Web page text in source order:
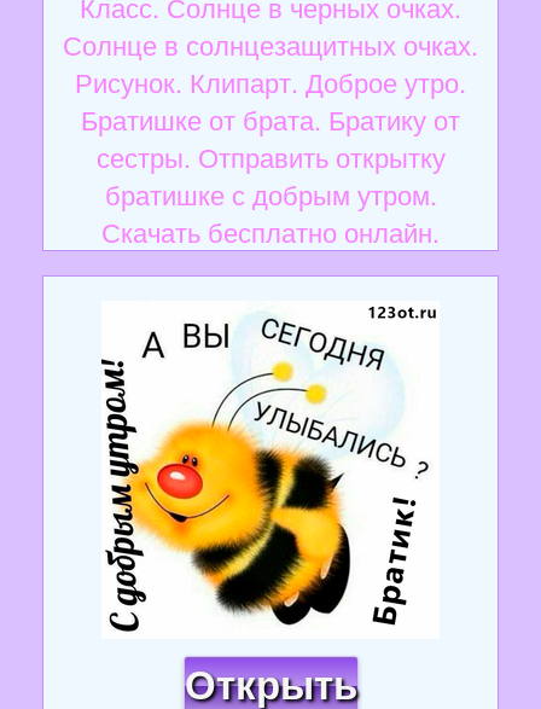
Солнце в солнцезащитных очках.
Рисунок. Клипарт. Доброе утро.
Братишке от брата. Братику от
сестры. Отправить открытку
братишке с добрым утром.
Скачать бесплатно онлайн.
Открыть